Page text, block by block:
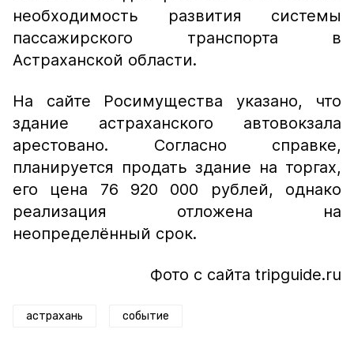
необходимость развития системы
пассажирского транспорта в
Астраханской области.
На сайте Росимущества указано, что
здание астраханского автовокзала
арестовано. Согласно справке,
планируется продать здание на торгах,
его цена 76 920 000 рублей, однако
реализация отложена на
неопределённый срок.
Фото с сайта tripguide.ru
астрахань событие